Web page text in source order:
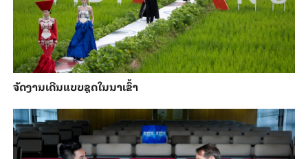
ຈັດງານເດີນແບບຊຸດໃນນາເຂົ້າ